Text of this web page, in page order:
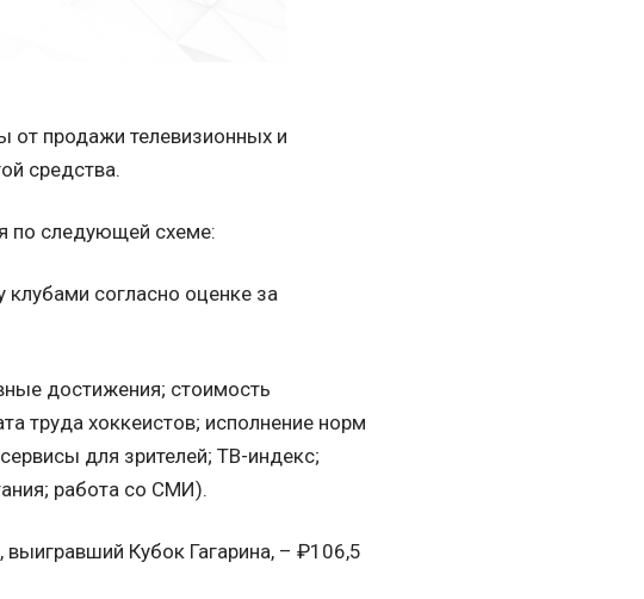
продажи телевизионных и
средства.
по следующей схеме:
согласно оценке за
достижения; стоимость
труда хоккеистов; исполнение норм
для зрителей; ТВ-индекс;
работа со СМИ).
Кубок Гагарина, – ₽106,5